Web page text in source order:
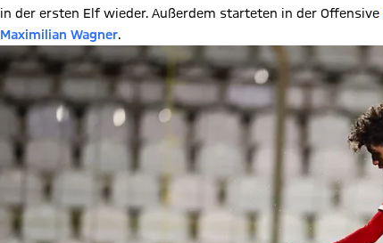
in der ersten Elf wieder. Außerdem starteten in der Offensive
Maximilian Wagner.